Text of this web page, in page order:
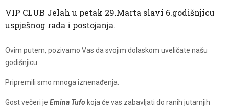
VIP CLUB Jelah u petak 29.Marta slavi 6.godišnjicu
uspješnog rada i postojanja.
Ovim putem, pozivamo Vas da svojim dolaskom uveličate našu
godišnjicu.
Pripremili smo mnoga iznenađenja.
Gost večeri je Emina Tufo koja će vas zabavljati do ranih jutarnjih